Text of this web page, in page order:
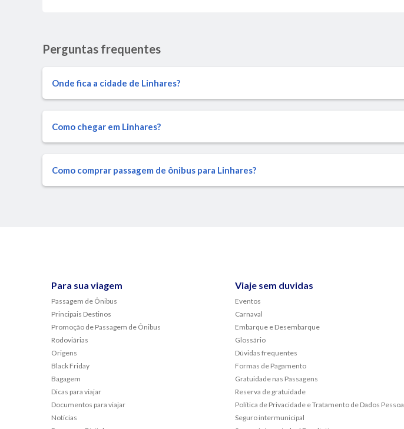
Perguntas frequentes
Onde fica a cidade de Linhares?
Como chegar em Linhares?
Como comprar passagem de ônibus para Linhares?
Para sua viagem
Passagem de Ônibus
Principais Destinos
Promoção de Passagem de Ônibus
Rodoviárias
Origens
Black Friday
Bagagem
Dicas para viajar
Documentos para viajar
Notícias
Viaje sem duvidas
Eventos
Carnaval
Embarque e Desembarque
Glossário
Dúvidas frequentes
Formas de Pagamento
Gratuidade nas Passagens
Reserva de gratuidade
Política de Privacidade e Tratamento de Dados
Seguro intermunicipal